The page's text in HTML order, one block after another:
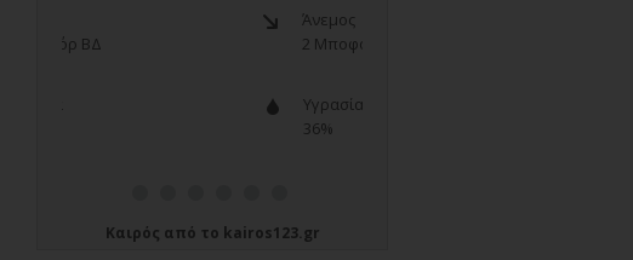
Καιρός από το kairos123.gr